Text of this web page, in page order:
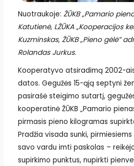
Nuotraukoje: ŽŪKB „Pamario
Katutienė, LŽŪKA „Kooperacijos
Kuzminskas, ŽŪKB „Pieno gėlė”
Rolandas Jurkus.
Kooperatyvo atsiradimą 2002-
datos. Gegužės 15-ąją septyni
pasirašė steigimo sutartį,
kooperatinė ŽŪKB „Pamario
pirmasis pieno kilogramas
Pradžia visada sunki,
savo vardu imti paskolas –
supirkimo punktus, nupirkti